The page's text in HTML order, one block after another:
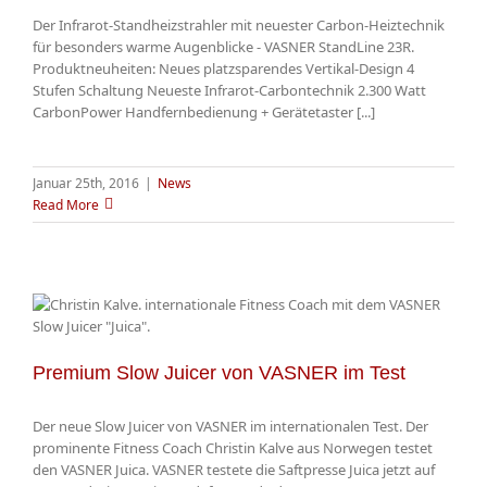
Der Infrarot-Standheizstrahler mit neuester Carbon-Heiztechnik
für besonders warme Augenblicke - VASNER StandLine 23R.
Produktneuheiten: Neues platzsparendes Vertikal-Design 4
Stufen Schaltung Neueste Infrarot-Carbontechnik 2.300 Watt
CarbonPower Handfernbedienung + Gerätetaster [...]
Januar 25th, 2016 | News
Read More
Premium Slow Juicer von VASNER im Test
Der neue Slow Juicer von VASNER im internationalen Test. Der
prominente Fitness Coach Christin Kalve aus Norwegen testet
den VASNER Juica. VASNER testete die Saftpresse Juica jetzt auf